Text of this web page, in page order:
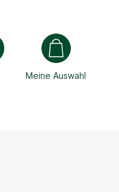
Meine Auswahl